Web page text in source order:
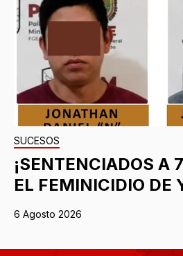
SUCESOS
¡SENTENCIADOS A
EL FEMINICIDIO DE
6 Agosto 2026